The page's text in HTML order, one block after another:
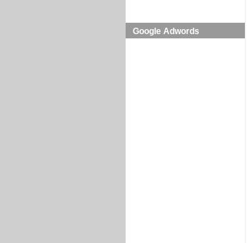
Google Adwords